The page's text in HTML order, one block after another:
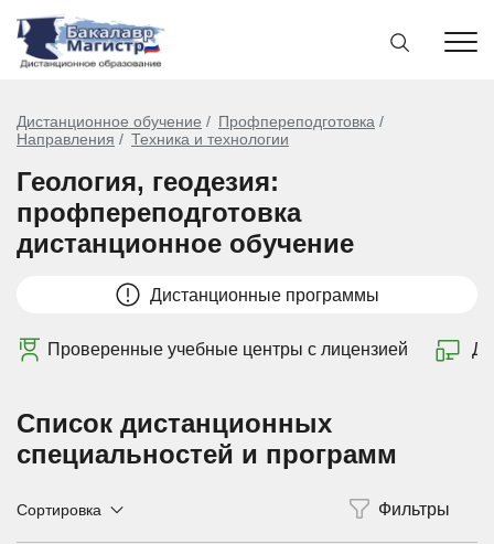
Дистанционное обучение
Профпереподготовка
Направления
Техника и технологии
Геология, геодезия:
профпереподготовка
дистанционное обучение
Дистанционные программы
Проверенные учебные центры с лицензией
Список дистанционных
специальностей и программ
Сортировка